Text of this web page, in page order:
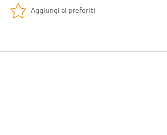
Aggiungi ai preferiti